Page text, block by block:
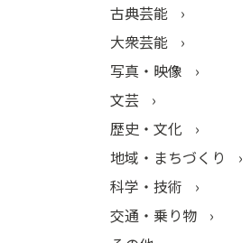
古典芸能
大衆芸能
写真・映像
文芸
歴史・文化
地域・まちづくり
科学・技術
交通・乗り物